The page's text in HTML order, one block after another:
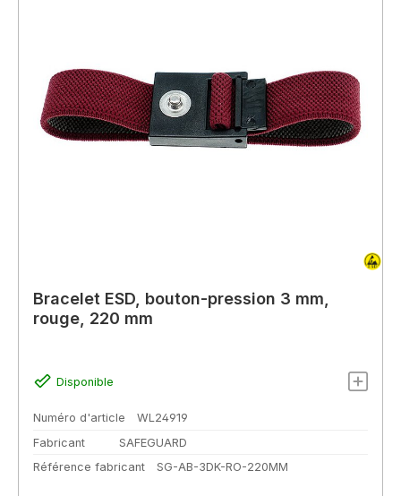
Bracelet ESD, bouton-pression 3 mm,
rouge, 220 mm
Disponible
Numéro d'article
WL24919
Fabricant
SAFEGUARD
Référence fabricant
SG-AB-3DK-RO-220MM